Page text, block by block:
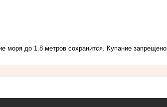
моря до 1.8 метров сохранится. Купание запрещено.